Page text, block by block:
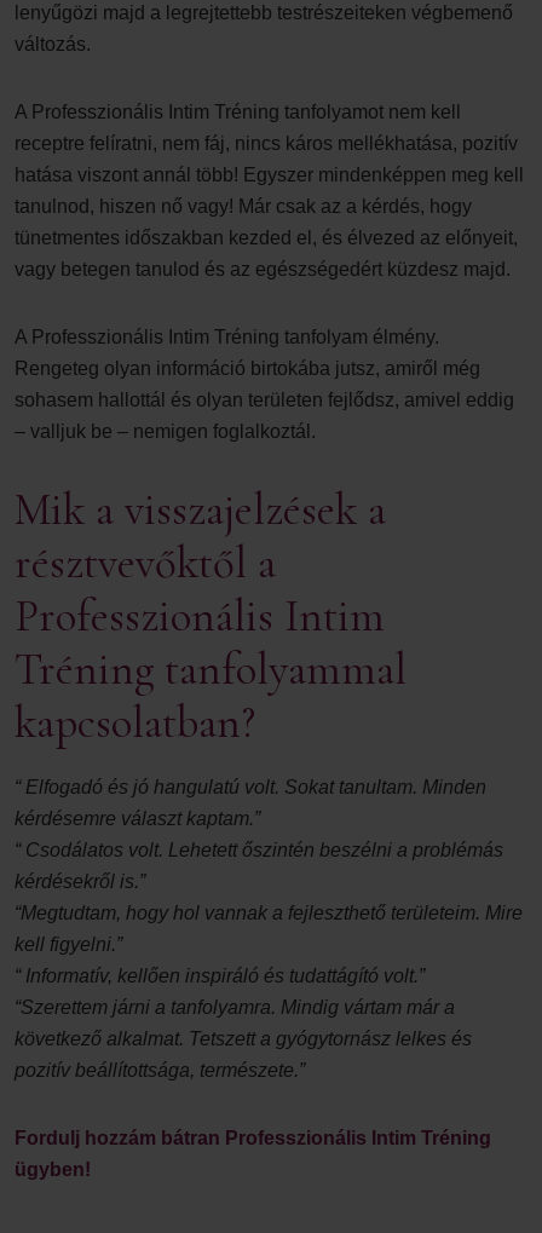
lenyűgözi majd a legrejtettebb testrészeiteken végbemenő
változás.
A Professzionális Intim Tréning tanfolyamot nem kell
receptre felíratni, nem fáj, nincs káros mellékhatása, pozitív
hatása viszont annál több! Egyszer mindenképpen meg kell
tanulnod, hiszen nő vagy! Már csak az a kérdés, hogy
tünetmentes időszakban kezded el, és élvezed az előnyeit,
vagy betegen tanulod és az egészségedért küzdesz majd.
A Professzionális Intim Tréning tanfolyam élmény.
Rengeteg olyan információ birtokába jutsz, amiről még
sohasem hallottál és olyan területen fejlődsz, amivel eddig
– valljuk be – nemigen foglalkoztál.
Mik a visszajelzések a
résztvevőktől a
Professzionális Intim
Tréning tanfolyammal
kapcsolatban?
“ Elfogadó és jó hangulatú volt. Sokat tanultam. Minden
kérdésemre választ kaptam.”
“ Csodálatos volt. Lehetett őszintén beszélni a problémás
kérdésekről is.”
“Megtudtam, hogy hol vannak a fejleszthető területeim. Mire
kell figyelni.”
“ Informatív, kellően inspiráló és tudattágító volt.”
“Szerettem járni a tanfolyamra. Mindig vártam már a
következő alkalmat. Tetszett a gyógytornász lelkes és
pozitív beállítottsága, természete.”
Fordulj hozzám bátran Professzionális Intim Tréning
ügyben!